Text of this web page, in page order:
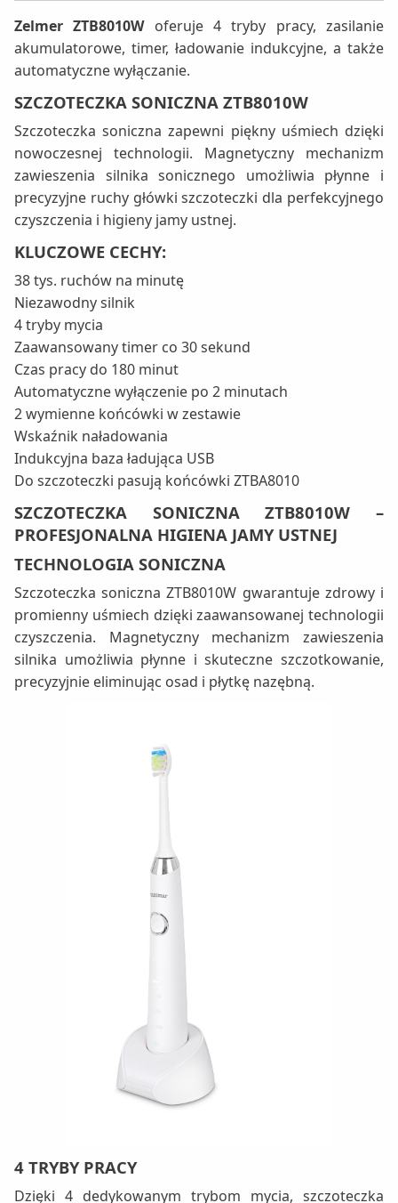
Zelmer ZTB8010Woferuje 4 tryby pracy, zasilanie
akumulatorowe, timer, ładowanie indukcyjne, a także
automatyczne wyłączanie.
SZCZOTECZKA SONICZNA ZTB8010W
Szczoteczka soniczna zapewni piękny uśmiech dzięki
nowoczesnej technologii. Magnetyczny mechanizm
zawieszenia silnika sonicznego umożliwia płynne i
precyzyjne ruchy główki szczoteczki dla perfekcyjnego
czyszczenia i higieny jamy ustnej.
KLUCZOWE CECHY:
38 tys. ruchów na minutę
Niezawodny silnik
4 tryby mycia
Zaawansowany timer co 30 sekund
Czas pracy do 180 minut
Automatyczne wyłączenie po 2 minutach
2 wymienne końcówki w zestawie
Wskaźnik naładowania
Indukcyjna baza ładująca USB
Do szczoteczki pasują końcówki ZTBA8010
SZCZOTECZKA SONICZNA ZTB8010W –
PROFESJONALNA HIGIENA JAMY USTNEJ
TECHNOLOGIA SONICZNA
Szczoteczka soniczna ZTB8010W gwarantuje zdrowy i
promienny uśmiech dzięki zaawansowanej technologii
czyszczenia. Magnetyczny mechanizm zawieszenia
silnika umożliwia płynne i skuteczne szczotkowanie,
precyzyjnie eliminując osad i płytkę nazębną.
4 TRYBY PRACY
Dzięki 4 dedykowanym trybom mycia, szczoteczka